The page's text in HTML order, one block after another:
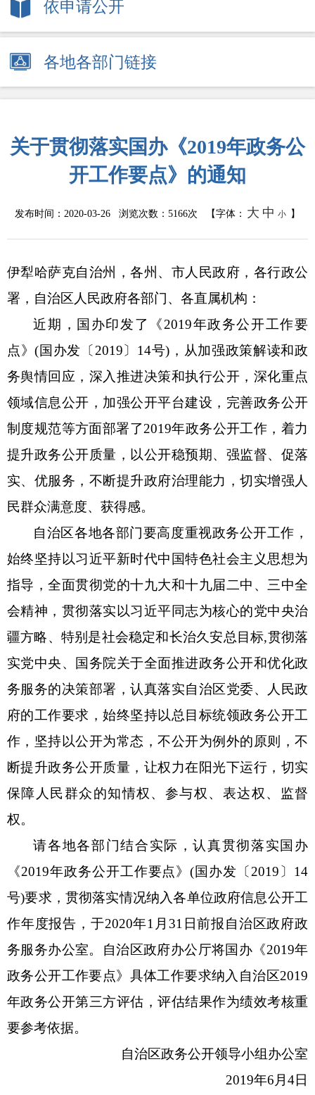
依申请公开
各地各部门链接
关于贯彻落实国办《2019年政务公
开工作要点》的通知
发布时间：2020-03-26 浏览次数： 5166次 【字体： 大 中 小 】
伊犁哈萨克自治州，各州、市人民政府，各行政公
署，自治区人民政府各部门、各直属机构：
近期，国办印发了《2019年政务公开工作要
点》(国办发〔2019〕14号)，从加强政策解读和政
务舆情回应，深入推进决策和执行公开，深化重点
领域信息公开，加强公开平台建设，完善政务公开
制度规范等方面部署了2019年政务公开工作，着力
提升政务公开质量，以公开稳预期、强监督、促落
实、优服务，不断提升政府治理能力，切实增强人
民群众满意度、获得感。
自治区各地各部门要高度重视政务公开工作，
始终坚持以习近平新时代中国特色社会主义思想为
指导，全面贯彻党的十九大和十九届二中、三中全
会精神，贯彻落实以习近平同志为核心的党中央治
疆方略、特别是社会稳定和长治久安总目标,贯彻落
实党中央、国务院关于全面推进政务公开和优化政
务服务的决策部署，认真落实自治区党委、人民政
府的工作要求，始终坚持以总目标统领政务公开工
作，坚持以公开为常态，不公开为例外的原则，不
断提升政务公开质量，让权力在阳光下运行，切实
保障人民群众的知情权、参与权、表达权、监督
权。
请各地各部门结合实际，认真贯彻落实国办
《2019年政务公开工作要点》(国办发〔2019〕14
号)要求，贯彻落实情况纳入各单位政府信息公开工
作年度报告，于2020年1月31日前报自治区政府政
务服务办公室。自治区政府办公厅将国办《2019年
政务公开工作要点》具体工作要求纳入自治区2019
年政务公开第三方评估，评估结果作为绩效考核重
要参考依据。
自治区政务公开领导小组办公室
2019年6月4日